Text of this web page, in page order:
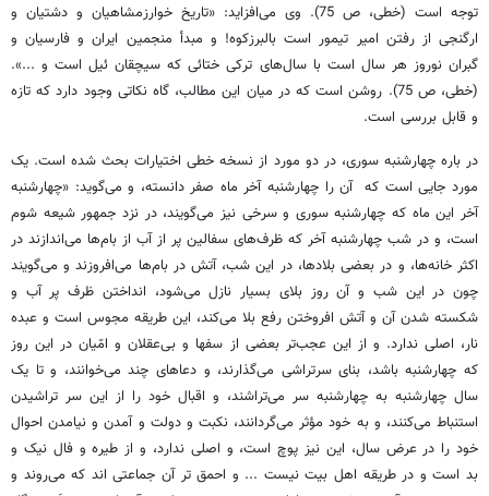
توجه است (خطی، ص 75). وی می‌افزاید: «تاریخ خوارزمشاهیان و دشتیان و
ارگنجی از رفتن امیر تیمور است بالبرزکوه! و مبدأ منجمین ایران و فارسیان و
گبران نوروز هر سال است با سال‌های ترکی ختائی که سیچقان ئیل است و ...».
(خطی، ص 75). روشن است که در میان این مطالب، گاه نکاتی وجود دارد که تازه
و قابل بررسی است.
در باره چهارشنبه سوری، در دو مورد از نسخه خطی اختیارات بحث شده است. یک
مورد جایی است که آن را چهارشنبه آخر ماه صفر دانسته، و می‌گوید: «چهارشنبه
آخر این ماه که چهارشنبه سوری و سرخی نیز می‌گویند، در نزد جمهور شیعه شوم
است، و در شب چهارشنبه آخر که ظرف‌های سفالین پر از آب از بام‌ها می‌اندازند در
اکثر خانه‌ها، و در بعضی بلادها، در این شب، آتش در بام‌ها می‌افروزند و می‌گویند
چون در این شب و آن روز بلای بسیار نازل می‌شود، انداختن ظرف پر آب و
شکسته شدن آن و آتش افروختن رفع بلا می‌کند، این طریقه مجوس است و عبده
نار، اصلی ندارد. و از این عجب‌تر بعضی از سفها و بی‌عقلان و امّیان در این روز
که چهارشنبه باشد، بنای سرتراشی می‌گذارند، و دعاهای چند می‌خوانند، و تا یک
سال چهارشنبه به چهارشنبه سر می‌تراشند، و اقبال خود را از این سر تراشیدن
استنباط می‌کنند، و به خود مؤثر می‌گردانند، نکبت و دولت و آمدن و نیامدن احوال
خود را در عرض سال، این نیز پوچ است، و اصلی ندارد، و از طیره و فال نیک و
بد است و در طریقه اهل بیت نیست ... و احمق تر آن جماعتی اند که می‌روند و